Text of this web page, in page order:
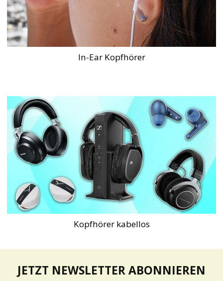
In-Ear Kopfhörer
Kopfhörer kabellos
JETZT NEWSLETTER ABONNIEREN